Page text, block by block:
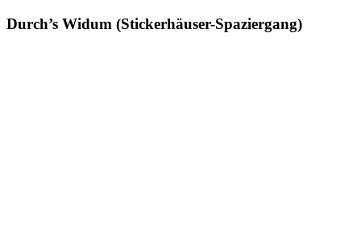
Durch’s Widum (Stickerhäuser-Spaziergang)